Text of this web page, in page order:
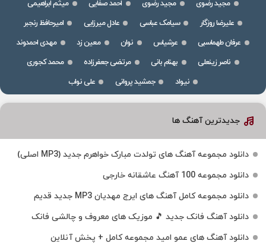
مجید رضوی مجید رضوی احمد صفایی
میثم ابراهیمی
علیرضا روزگار
سیامک عباسی عادل میرزایی
امیرحافظ رنجبر
عرفان طهماسبی
عرشیاس نوان معین زد
مهدی احمدوند
ناصر زینعلی
بهنام بانی مرتضی جعفرزاده
محمد کجوری
نیواد
جمشید پروانی علی نواب
جدیدترین آهنگ ها
دانلود مجموعه آهنگ های تولدت مبارک خواهرم جدید (MP3 اصلی)
دانلود مجموعه 100 آهنگ عاشقانه خارجی
دانلود مجموعه کامل آهنگ های ایرج مهدیان MP3 جدید قدیم
دانلود آهنگ فانک جدید 🎵 موزیک‌ های معروف و چالشی فانک
دانلود آهنگ های عمو امید مجموعه کامل + پخش آنلاین